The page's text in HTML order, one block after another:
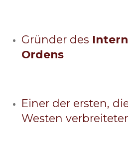
Gründer des
Ordens
Einer der ersten,
Westen